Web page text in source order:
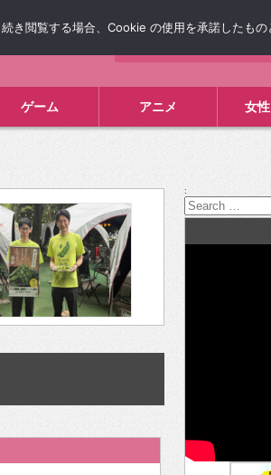
ゲーム アニメ 女
:
閲覧する場合、Cookie の使用を承諾したもの